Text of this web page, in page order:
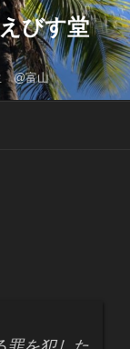
びす堂
@富山